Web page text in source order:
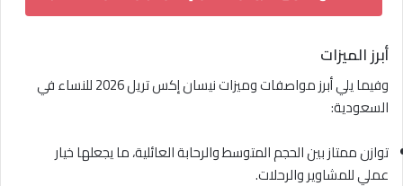
أبرز الميزات
وفيما يلي أبرز مواصفات وميزات نيسان إكس تريل 2026 للنساء في
السعودية:
توازن ممتاز بين الحجم المتوسط والرحابة العائلية، ما يجعلها خيار
عملي للمشاوير والرحلات.